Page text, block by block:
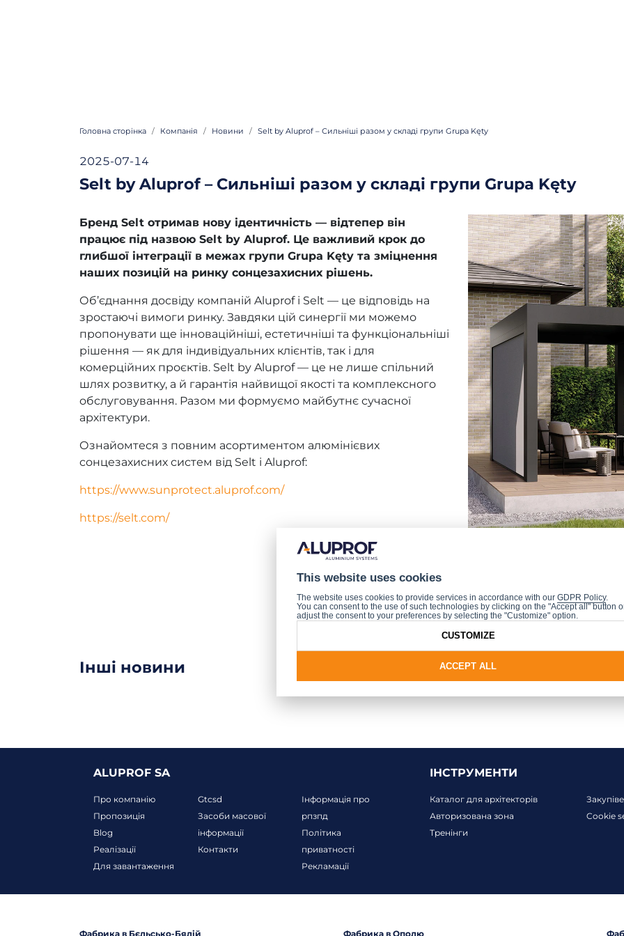
Головна сторінка Компанія Новини Selt by Aluprof – Сильніші разом у складі групи Grupa Kęty
2025-07-14
Selt by Aluprof – Сильніші разом у складі групи Grupa Kęty
Бренд Selt отримав нову ідентичність — відтепер він
працює під назвою Selt by Aluprof. Це важливий крок до
глибшої інтеграції в межах групи Grupa Kęty та зміцнення
наших позицій на ринку сонцезахисних рішень.
Об’єднання досвіду компаній Aluprof і Selt — це відповідь на
зростаючі вимоги ринку. Завдяки цій синергії ми можемо
пропонувати ще інноваційніші, естетичніші та функціональніші
рішення — як для індивідуальних клієнтів, так і для
комерційних проєктів. Selt by Aluprof — це не лише спільний
шлях розвитку, а й гарантія найвищої якості та комплексного
обслуговування. Разом ми формуємо майбутнє сучасної
архітектури.
Ознайомтеся з повним асортиментом алюмінієвих
сонцезахисних систем від Selt і Aluprof:
https://www.sunprotect.aluprof.com/
https://selt.com/
Інші новини
ALUPROF SA
Про компанію
Пропозиція
Blog
Реалізації
Для завантаження
Gtcsd
Засоби масової
інформації
Контакти
Інформація про
рпзпд
Політика
приватності
Рекламації
ІНСТРУМЕНТИ
Каталог для архітекторів
Авторизована зона
Тренінги
Cookie
Фабрика в Бєльсько-Бялій Фабрика в Ополю
This website uses cookies
The website uses cookies to provide services in accordance with our GDPR Policy.
You can consent to the use of such technologies by clicking on the "Accept all" button
adjust the consent to your preferences by selecting the "Customize" option.
ACCEPT ALL
CUSTOMIZE